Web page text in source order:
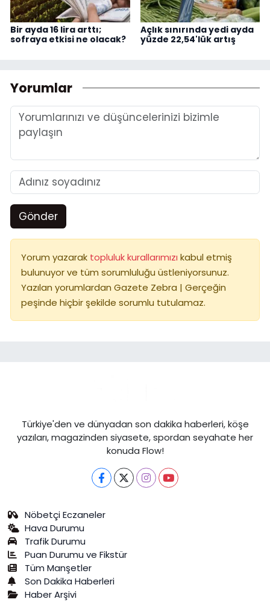
Bir ayda 16 lira arttı;
sofraya etkisi ne olacak?
Açlık sınırında yedi ayda
yüzde 22,54'lük artış
Yorumlar
Gönder
Yorum yazarak topluluk kurallarımızı kabul etmiş
bulunuyor ve tüm sorumluluğu üstleniyorsunuz.
Yazılan yorumlardan Gazete Zebra | Gerçeğin
peşinde hiçbir şekilde sorumlu tutulamaz.
Türkiye'den ve dünyadan son dakika haberleri, köşe
yazıları, magazinden siyasete, spordan seyahate her
konuda Flow!
Nöbetçi Eczaneler
Hava Durumu
Trafik Durumu
Puan Durumu ve Fikstür
Tüm Manşetler
Son Dakika Haberleri
Haber Arşivi